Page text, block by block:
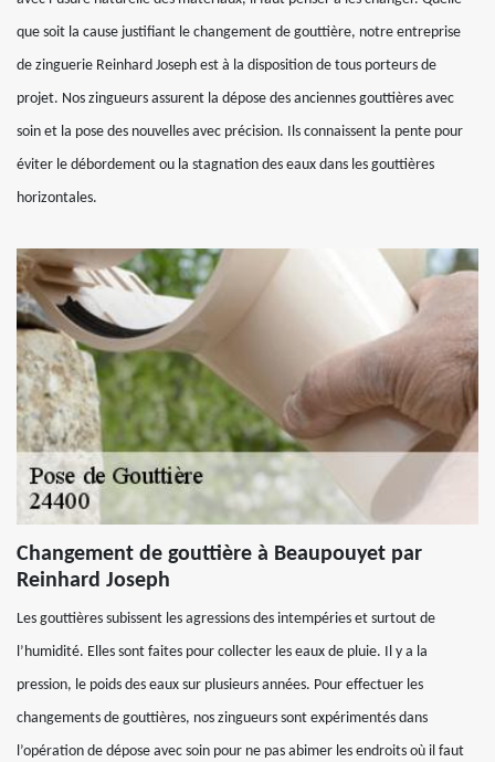
que soit la cause justifiant le changement de gouttière, notre entreprise
de zinguerie Reinhard Joseph est à la disposition de tous porteurs de
projet. Nos zingueurs assurent la dépose des anciennes gouttières avec
soin et la pose des nouvelles avec précision. Ils connaissent la pente pour
éviter le débordement ou la stagnation des eaux dans les gouttières
horizontales.
Changement de gouttière à Beaupouyet par
Reinhard Joseph
Les gouttières subissent les agressions des intempéries et surtout de
l’humidité. Elles sont faites pour collecter les eaux de pluie. Il y a la
pression, le poids des eaux sur plusieurs années. Pour effectuer les
changements de gouttières, nos zingueurs sont expérimentés dans
l’opération de dépose avec soin pour ne pas abimer les endroits où il faut